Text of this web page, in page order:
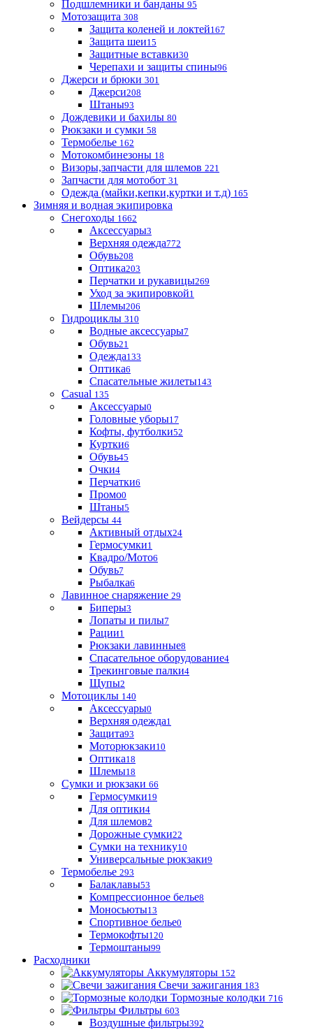
Подшлемники и банданы 95
Мотозащита 308
Защита коленей и локтей167
Защита шеи15
Защитные вставки30
Черепахи и защиты спины96
Джерси и брюки 301
Джерси208
Штаны93
Дождевики и бахилы 80
Рюкзаки и сумки 58
Термобелье 162
Мотокомбинезоны 18
Визоры,запчасти для шлемов 221
Запчасти для мотобот 31
Одежда (майки,кепки,куртки и т.д) 165
Зимняя и водная экипировка
Снегоходы 1662
Аксессуары3
Верхняя одежда772
Обувь208
Оптика203
Перчатки и рукавицы269
Уход за экипировкой1
Шлемы206
Гидроциклы 310
Водные аксессуары7
Обувь21
Одежда133
Оптика6
Спасательные жилеты143
Casual 135
Аксессуары0
Головные уборы17
Кофты, футболки52
Куртки6
Обувь45
Очки4
Перчатки6
Промо0
Штаны5
Вейдерсы 44
Активный отдых24
Гермосумки1
Квадро/Мото6
Обувь7
Рыбалка6
Лавинное снаряжение 29
Биперы3
Лопаты и пилы7
Рации1
Рюкзаки лавинные8
Спасательное оборудование4
Трекинговые палки4
Щупы2
Мотоциклы 140
Аксессуары0
Верхняя одежда1
Защита93
Моторюкзаки10
Оптика18
Шлемы18
Сумки и рюкзаки 66
Гермосумки19
Для оптики4
Для шлемов2
Дорожные сумки22
Сумки на технику10
Универсальные рюкзаки9
Термобелье 293
Балаклавы53
Компрессионное белье8
Моносьюты13
Спортивное белье0
Термокофты120
Термоштаны99
Расходники
Аккумуляторы 152
Свечи зажигания 183
Тормозные колодки 716
Фильтры 603
Воздушные фильтры392